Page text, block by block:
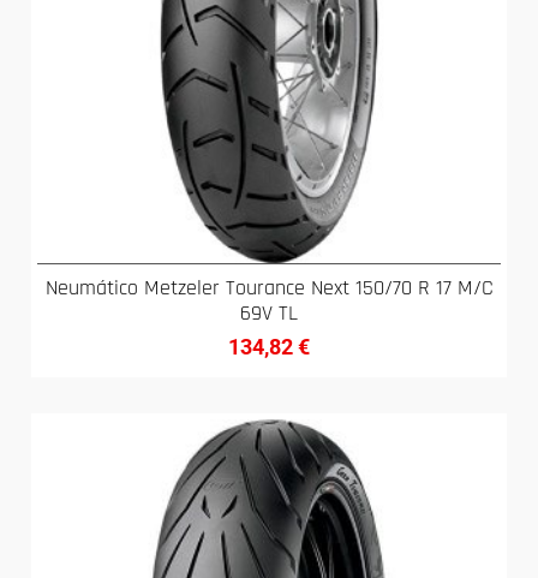
Neumático Metzeler Tourance Next 150/70 R 17 M/C
69V TL
134,82€